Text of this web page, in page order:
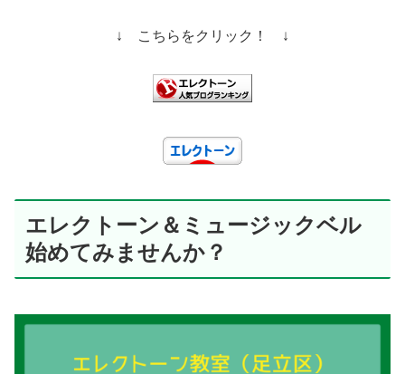
↓ こちらをクリック！ ↓
エレクトーン＆ミュージックベル
始めてみませんか？